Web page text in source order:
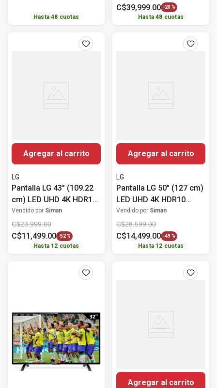
Hasta48 cuotas
C$39,999.00 -20 %
Hasta48 cuotas
Agregar al carrito
LG
Pantalla LG 43" (109.22
cm) LED UHD 4K HDR10
43UT7300PSA
Vendido por Siman
C$23,999.00
C$11 ,499.00 -52 %
Hasta 12 cuotas
Agregar al carrito
LG
Pantalla LG 50" (127 cm)
LED UHD 4K HDR10
50UT7300PSA
Vendido por Siman
C$28,599.00
C$14,499.00 -49 %
Hasta 12 cuotas
Agregar al carrito